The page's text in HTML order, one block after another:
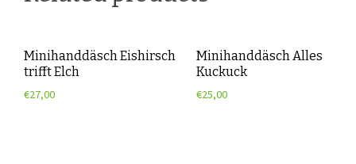
Minihanddäsch Eishirsch
trifft Elch
€27,00
Minihanddäsch Alles
Kuckuck
€25,00